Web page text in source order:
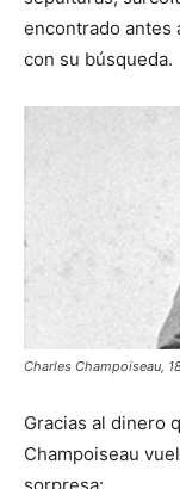
encontrado antes
con su búsqueda.
Charles Champoiseau,
Gracias al dinero
Champoiseau